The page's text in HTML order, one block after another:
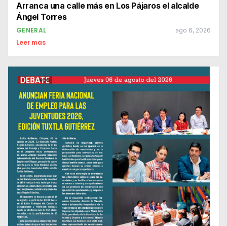
Arranca una calle más en Los Pájaros el alcalde
Ángel Torres
GENERAL ago 6, 2026
Leer mas